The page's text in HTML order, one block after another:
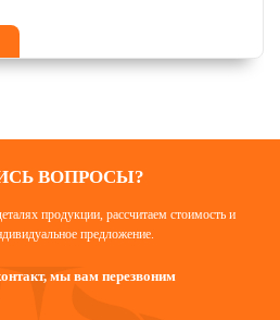
ВОПРОСЫ?
продукции, рассчитаем стоимость и
предложение.
мы вам перезвоним